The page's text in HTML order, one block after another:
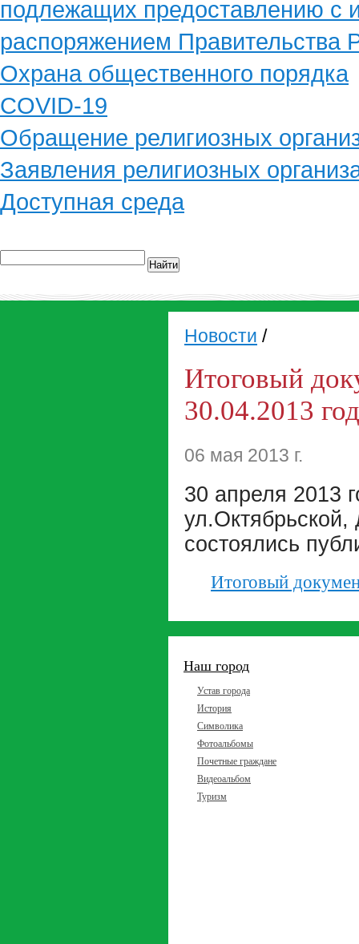
подлежащих предоставлению с
распоряжением
Охрана общественного порядка
COVID-19
Обращение религиозных
Заявления религиозных
Доступная среда
Найти
Новости /
Итоговый
30.04.2013
06 мая 2013 г.
30 апреля 2013
состоялись
Итоговый
Наш город
Устав города
История
Символика
Фотоальбомы
Почетные граждане
Видеоальбом
Туризм